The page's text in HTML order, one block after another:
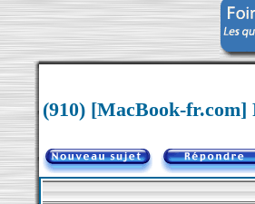
(910) [MacBook-fr.com]